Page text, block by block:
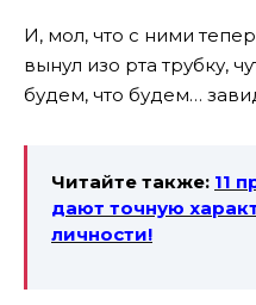
И, мол, что с ними
вынул изо рта трубку,
будем, что будем…
Читайте также: 11
дают точную
личности!